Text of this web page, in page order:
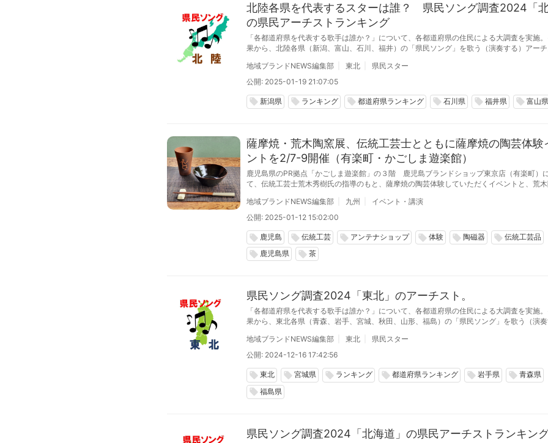
北陸各県を代表するスターは誰？ 県民ソング調査2024「北
の県民アーチストランキング
「各都道府県を代表する歌手は誰か？」について、各都道府県の住民による大調査を実施
果から、北陸各県（新潟、富山、石川、福井）の「県民ソング」を歌う（演奏する）アー
地域ブランドNEWS編集部
東北
県民スター
公開: 2025-01-19 21:07:05
local_offer 新潟県 local_offer ランキング local_offer 都道府県ランキング local_offer 石川県 local_offer 福井県 local_offer 富山県
薩摩焼・荒木陶窯展、伝統工芸士とともに薩摩焼の陶芸体験
ントを2/7-9開催（有楽町・かごしま遊楽館）
鹿児島県のPR拠点「かごしま遊楽館」の３階 鹿児島ブランドショップ東京店（有楽町）
て、伝統工芸士荒木秀樹氏の指導のもと、薩摩焼の陶芸体験していただくイベントと、荒
地域ブランドNEWS編集部
九州
イベント・講演
公開: 2025-01-12 15:02:00
local_offer 鹿児島 local_offer 伝統工芸 local_offer アンテナショップ local_offer 体験 local_offer 陶磁器 local_offer 伝統工芸品
local_offer 鹿児島県 local_offer 茶
県民ソング調査2024「東北」のアーチスト。
「各都道府県を代表する歌手は誰か？」について、各都道府県の住民による大調査を実施
果から、東北各県（青森、岩手、宮城、秋田、山形、福島）の「県民ソング」を歌う（演奏
地域ブランドNEWS編集部
東北
県民スター
公開: 2024-12-16 17:42:56
local_offer 東北 local_offer 宮城県 local_offer ランキング local_offer 都道府県ランキング local_offer 岩手県 local_offer 青森県
local_offer 福島県
県民ソング調査2024「北海道」の県民アーチストランキン